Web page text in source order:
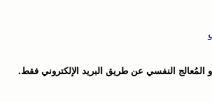
النفسي عن طريق البريد الإلكتروني فقط.